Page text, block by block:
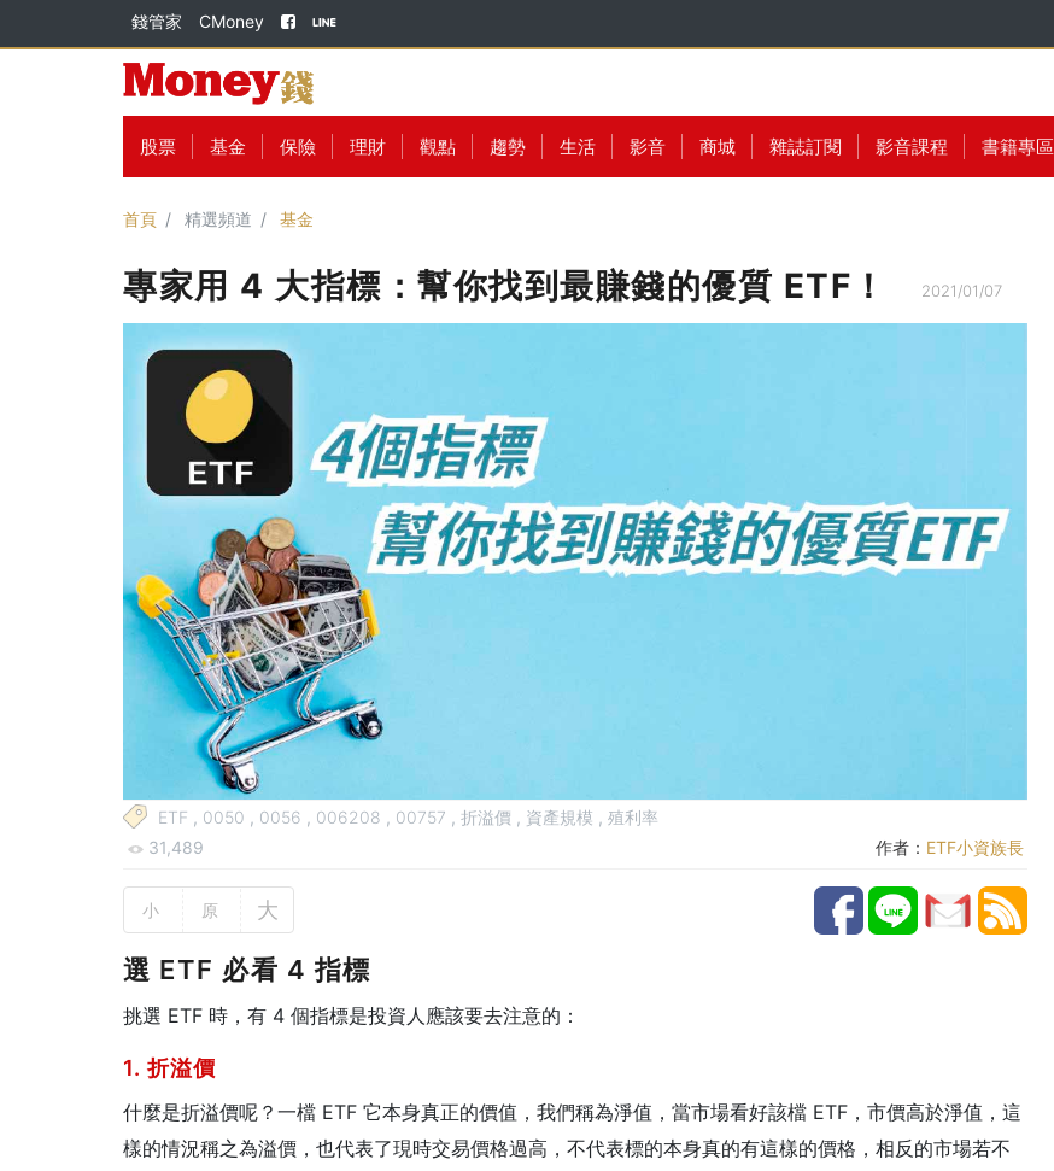
錢管家 CMoney
股票 基金 保險 理財 觀點 趨勢 生活 影音 商城 雜誌訂閱 影音課程 書籍專區
首頁 精選頻道 基金
專家用 4 大指標：幫你找到最賺錢的優質 ETF！ 2021/01/07
ETF , 0050 , 0056 , 006208 , 00757 , 折溢價 , 資產規模 , 殖利率
31,489
作者： ETF小資族長
小 原 大
選 ETF 必看 4 指標
挑選 ETF 時，有 4 個指標是投資人應該要去注意的：
1. 折溢價
什麼是折溢價呢？一檔 ETF 它本身真正的價值，我們稱為淨值，當市場看好該檔 ETF，市價高於淨值，這
樣的情況稱之為溢價，也代表了現時交易價格過高，不代表標的本身真的有這樣的價格，相反的市場若不